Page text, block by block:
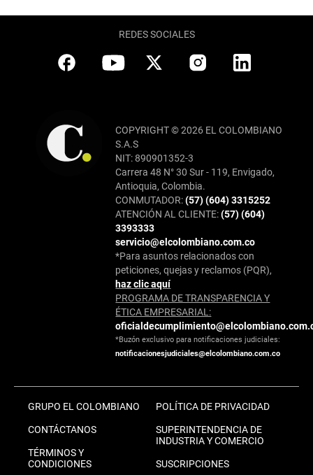
REDES SOCIALES
COPYRIGHT © 2026 EL COLOMBIANO
S.A.S
NIT: 890901352-3
Carrera 48 N° 30 Sur - 119, Envigado,
Antioquia, Colombia.
CONMUTADOR:(57) (604) 3315252
ATENCIÓN AL CLIENTE:(57) (604)
3393333
servicio@elcolombiano.com.co
*Para asuntos relacionados con
peticiones, quejas y reclamos (PQR),
haz clic aquí
PROGRAMA DE TRANSPARENCIA Y
ÉTICA EMPRESARIAL:
*Buzón exclusivo para notificaciones judiciales:
notificacionesjudiciales@elcolombiano.com.co
GRUPO EL COLOMBIANO
CONTÁCTANOS
TÉRMINOS Y
CONDICIONES
POLÍTICA DE PRIVACIDAD
SUPERINTENDENCIA DE
INDUSTRIA Y COMERCIO
SUSCRIPCIONES